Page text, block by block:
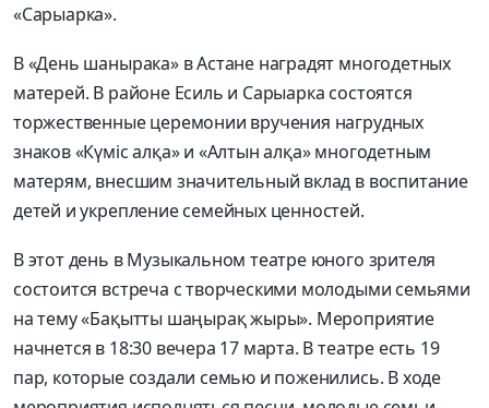
«Сарыарка».
В «День шанырака» в Астане наградят многодетных
матерей. В районе Есиль и Сарыарка состоятся
торжественные церемонии вручения нагрудных
знаков «Күміс алқа» и «Алтын алқа» многодетным
матерям, внесшим значительный вклад в воспитание
детей и укрепление семейных ценностей.
В этот день в Музыкальном театре юного зрителя
состоится встреча с творческими молодыми семьями
на тему «Бақытты шаңырақ жыры». Мероприятие
начнется в 18:30 вечера 17 марта. В театре есть 19
пар, которые создали семью и поженились. В ходе